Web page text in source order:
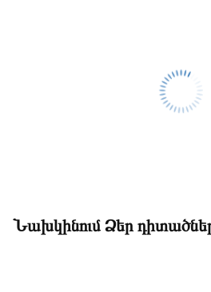
Նախկինում Ձեր